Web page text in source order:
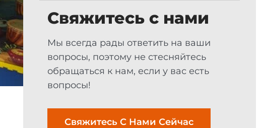
Свяжитесь с нами
Мы всегда рады ответить на ваши
вопросы, поэтому не стесняйтесь
обращаться к нам, если у вас есть
вопросы!
Свяжитесь С Нами Сейчас